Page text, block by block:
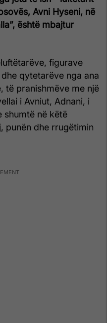
Avni Hyseni, në
është mbajtur
figurave
qytetarëve nga ana
të pranishmëve me një
i Avniut, Adnani, i
shumtë në këtë
punën dhe rrugëtimin